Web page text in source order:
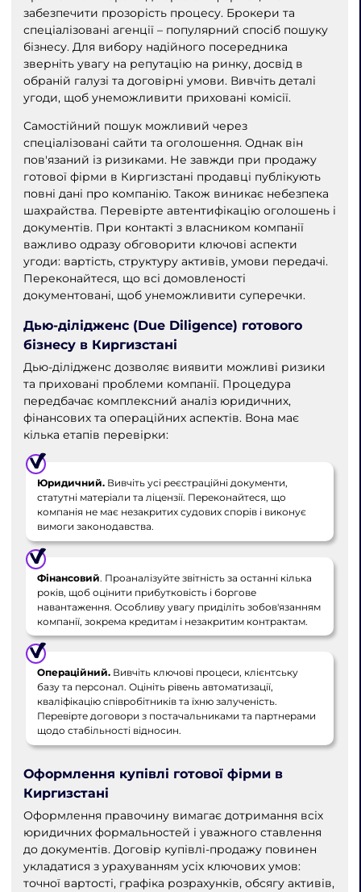
забезпечити прозорість процесу. Брокери та
спеціалізовані агенції – популярний спосіб пошуку
бізнесу. Для вибору надійного посередника
зверніть увагу на репутацію на ринку, досвід в
обраній галузі та договірні умови. Вивчіть деталі
угоди, щоб унеможливити приховані комісії.
Самостійний пошук можливий через
спеціалізовані сайти та оголошення. Однак він
пов'язаний із ризиками. Не завжди при продажу
готової фірми в Киргизстані продавці публікують
повні дані про компанію. Також виникає небезпека
шахрайства. Перевірте автентифікацію оголошень і
документів. При контакті з власником компанії
важливо одразу обговорити ключові аспекти
угоди: вартість, структуру активів, умови передачі.
Переконайтеся, що всі домовленості
документовані, щоб унеможливити суперечки.
Дью-ділідженс (Due Diligence) готового
бізнесу в Киргизстані
Дью-ділідженс дозволяє виявити можливі ризики
та приховані проблеми компанії. Процедура
передбачає комплексний аналіз юридичних,
фінансових та операційних аспектів. Вона має
кілька етапів перевірки:
Юридичний. Вивчіть усі реєстраційні документи,
статутні матеріали та ліцензії. Переконайтеся, що
компанія не має незакритих судових спорів і виконує
вимоги законодавства.
Фінансовий. Проаналізуйте звітність за останні кілька
років, щоб оцінити прибутковість і боргове
навантаження. Особливу увагу приділіть зобов'язанням
компанії, зокрема кредитам і незакритим контрактам.
Операційний. Вивчіть ключові процеси, клієнтську
базу та персонал. Оцініть рівень автоматизації,
кваліфікацію співробітників та їхню залученість.
Перевірте договори з постачальниками та партнерами
щодо стабільності відносин.
Оформлення купівлі готової фірми в
Киргизстані
Оформлення правочину вимагає дотримання всіх
юридичних формальностей і уважного ставлення
до документів. Договір купівлі-продажу повинен
укладатися з урахуванням усіх ключових умов:
точної вартості, графіка розрахунків, обсягу активів,